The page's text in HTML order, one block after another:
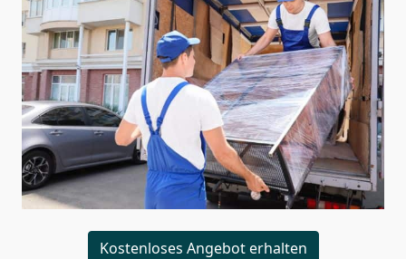
Kostenloses Angebot erhalten